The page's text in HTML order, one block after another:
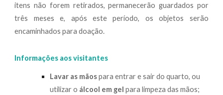
itens não forem retirados, permanecerão guardados por
três meses e, após este período, os objetos serão
encaminhados para doação.
Informações aos visitantes
Lavar as mãospara entrar e sair do quarto, ou
utilizar o álcool em gel para limpeza das mãos;